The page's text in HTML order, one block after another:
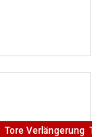
Tore Verlängerung